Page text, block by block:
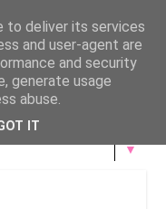
▼
to deliver its services
and user-agent are
and security
generate usage
abuse.
IT